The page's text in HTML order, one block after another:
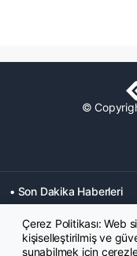
©
• Son Dakika Haberleri
• Memurlar Haberleri
• Ekonomi Haberleri
• Yaşam Haberleri
Çerez Politikası: Web
kişiselleştirilmiş ve
sunabilmek için